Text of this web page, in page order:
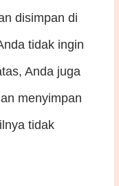
disimpan di
tidak ingin
Anda juga
menyimpan
tidak